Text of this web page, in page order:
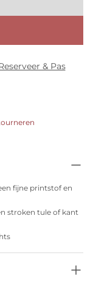
& Pas
fijne printstof en
stroken tule of kant